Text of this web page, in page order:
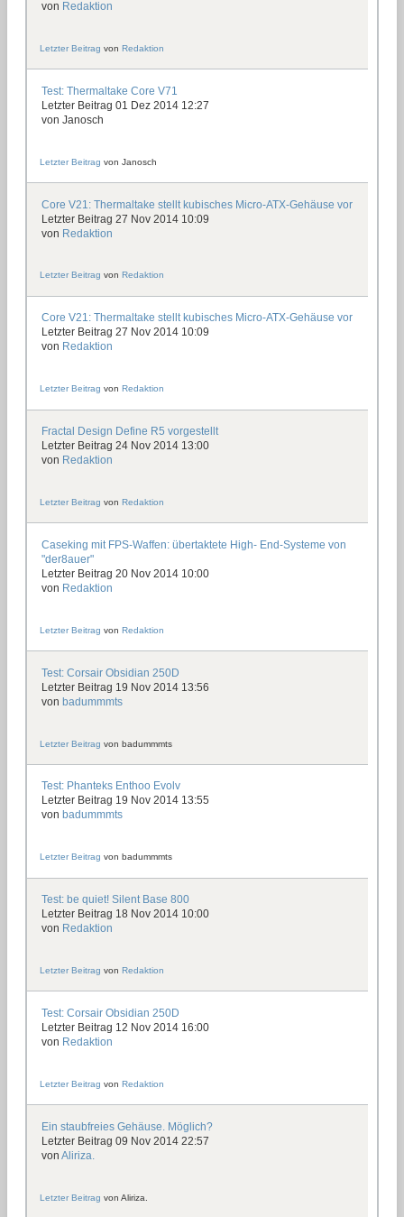
von Redaktion
Letzter Beitrag vonRedaktion
Test: Thermaltake Core V71
Letzter Beitrag 01 Dez 2014 12:27
von Janosch
Letzter Beitrag vonJanosch
Core V21: Thermaltake stellt kubisches Micro-ATX-Gehäuse vor
Letzter Beitrag 27 Nov 2014 10:09
von Redaktion
Letzter Beitrag von Redaktion
Core V21: Thermaltake stellt kubisches Micro-ATX-Gehäuse vor
Letzter Beitrag 27 Nov 2014 10:09
von Redaktion
Letzter Beitrag vonRedaktion
Fractal Design Define R5 vorgestellt
Letzter Beitrag 24 Nov 2014 13:00
von Redaktion
Letzter Beitrag vonRedaktion
Caseking mit FPS-Waffen: übertaktete High- End-Systeme von
"der8auer"
Letzter Beitrag 20 Nov 2014 10:00
von Redaktion
Letzter Beitrag vonRedaktion
Test: Corsair Obsidian 250D
Letzter Beitrag 19 Nov 2014 13:56
von badummmts
Letzter Beitrag vonbadummmts
Test: Phanteks Enthoo Evolv
Letzter Beitrag 19 Nov 2014 13:55
von badummmts
Letzter Beitrag von badummmts
Test: be quiet! Silent Base 800
Letzter Beitrag 18 Nov 2014 10:00
von Redaktion
Letzter Beitrag vonRedaktion
Test: Corsair Obsidian 250D
Letzter Beitrag 12 Nov 2014 16:00
von Redaktion
Letzter Beitrag vonRedaktion
Ein staubfreies Gehäuse. Möglich?
Letzter Beitrag 09 Nov 2014 22:57
von Aliriza.
Letzter Beitrag vonAliriza.